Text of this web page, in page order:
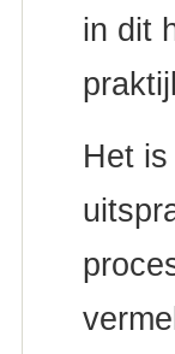
in dit
Het